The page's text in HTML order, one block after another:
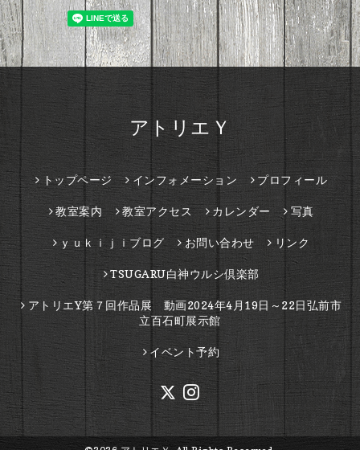
アトリエＹ
トップページ インフォメーション プロフィール
教室案内 教室アクセス カレンダー 写真
ｙｕｋｉｊｉブログ お問い合わせ リンク
TSUGARU白神ウルシ倶楽部
アトリエY第７回作品展 動画2024年4月19日～22日弘前市
立百石町展示館
イベント予約